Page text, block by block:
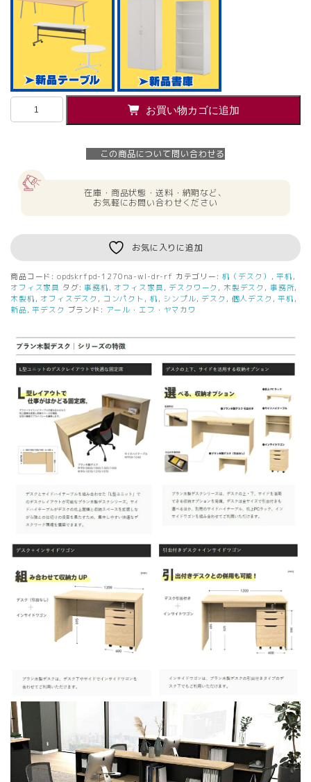
木
W1200×D700
ル
×
ワ
イ
ト
引
出
付
ラ
RFPD-
1270NA-
WL-
新
品
デ
ク
個
お買い物カゴに追加
この商品について問い合わせる
在庫・商品状態・送料・納期など、
お気軽にお問い合わせください
お気に入りに追加
商品コード: opdskrfpd-1270na-wl-dr-rf カテゴリー: 机（デスク） ,平机 ,
オフィス家具 タグ:事務机 , オフィス家具 , デスクワーク , 木製デスク , 事務所,
木製机 , オフィスデスク , コンパクト , 机 , シンプル, デスク , 個人デスク ,平机 ,
新品,平デスク ブランド: アール・エフ・ヤマカワ